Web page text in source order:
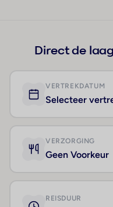
Direct de
VERTREKDATUM
Selecteer
VERZORGING
Geen Voorkeur
REISDUUR